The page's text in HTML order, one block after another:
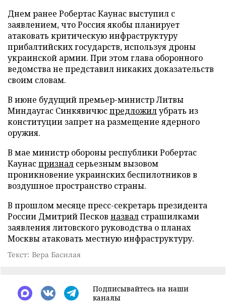
Днем ранее Робертас Каунас выступил с
заявлением, что Россия якобы планирует
атаковать критическую инфраструктуру
прибалтийских государств, используя дроны
украинской армии. При этом глава оборонного
ведомства не представил никаких доказательств
своим словам.
В июне будущий премьер-министр Литвы
Миндаугас Синкявичюспредложилубрать из
конституции запрет на размещение ядерного
оружия.
В мае министр обороны республики Робертас
Каунаспризнал серьезным вызовом
проникновение украинских беспилотников в
воздушное пространство страны.
В прошлом месяце пресс-секретарь президента
России Дмитрий Песков назвал страшилками
заявления литовского руководства о планах
Москвы атаковать местную инфраструктуру.
Текст: Вера Басилая
Подписывайтесь на наши
каналы